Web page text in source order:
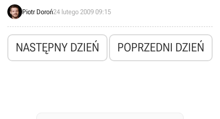
osiągane przez jednego z najbardziej dojrzałych przedstawicieli tego
gatunku rzutują automatycznie na finanse firmy Funcom
Piotr Doroń24 lutego 2009 09:15
NASTĘPNY DZIEŃ POPRZEDNI DZIEŃ